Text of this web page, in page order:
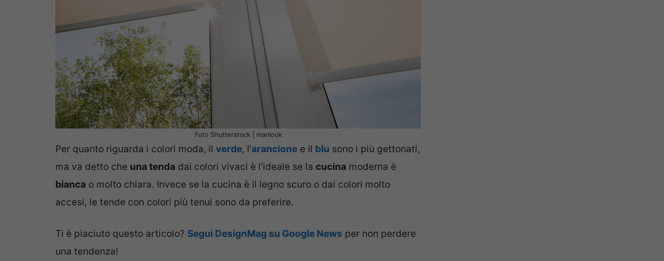
Foto Shutterstock | marilook
Per quanto riguarda i colori moda, il verde, l’arancione e il blu sono i più gettonati,
ma va detto che una tenda dai colori vivaci è l’ideale se la cucina moderna è
bianca o molto chiara. Invece se la cucina è il legno scuro o dai colori molto
accesi, le tende con colori più tenui sono da preferire.
Ti è piaciuto questo articolo? Segui DesignMag su Google News per non perdere
una tendenza!